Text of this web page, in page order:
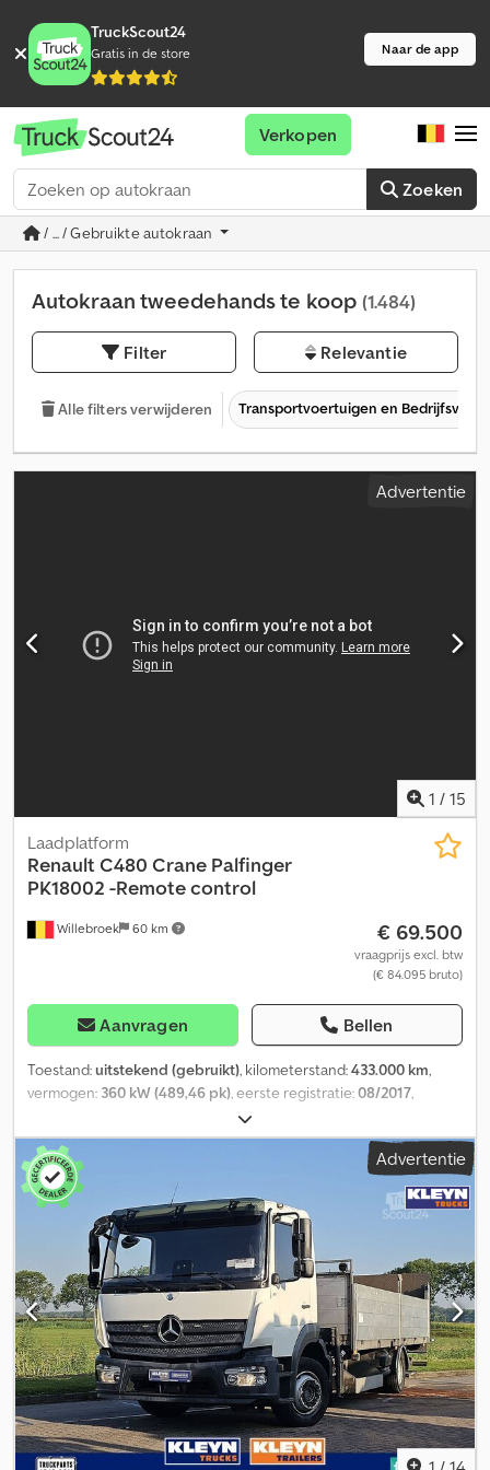
TruckScout24
Gratis in de store Naar de app
Zoeken
Verkopen
/ ... / Gebruikte autokraan
Autokraan tweedehands te koop (1.484)
Filter Relevantie
Alle filters verwijderen Transportvoertuigen en
Advertentie
1 / 15
Willebroek 60 km
Laadplatform
Renault C480 Crane Palfinger
PK18002 -Remote control
€ 69.500
vraagprijs excl. btw
(€ 84.095 bruto)
Aanvragen Bellen
Toestand:uitstekend (gebruikt), kilometerstand:433.000 km,
vermogen: 360 kW (489,46 pk), eerste registratie:08/2017,
, asconfiguratie:
brandstof:diesel, remmen:motorrem, kleur:wit,
bestuurderscabine:
, soort overbrenging:
mechanisch
, emissieklasse:
, Uitrusting:
airconditioning, kraan, = Verdere opties en accessoires = -
Rembekrachtiger - Achteruitrijcamera Dsdpozcqc Tofx Aqleck =
Opmerkingen = Palfinger PK18002 vrachtwagen met kraan – 3x
hydraulisch uitschuifbaar – Radiografische afstandsbediening –
Roteur met grijpfunctie – Platform 6,50 m – Airconditioning –
Versterkte motorrem – Camera – Totaalgewicht 26.000 kg – Ledig
gewicht 14.367 kg – Wielbasis 4.900 mm = Verdere informatie =
Toepassing: Bouw Vooras: Gestuurd Motorinhoud: 12.777 cc Ledig
gewicht: 14.367 kg Laadvermogen: 26.000 kg GVW: 26.000 kg
Kraan: PALFINGER PK18002 – 3x hydraulisch, achterop het chassis
Neem contact op met Miguel Cubas voor meer informatie. =
Bedrijfsinformatie = Wij zijn gevestigd tussen Antwerpen en
Advertentie